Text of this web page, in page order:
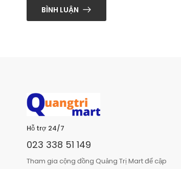
BÌNH LUẬN
Hỗ trợ 24/7
023 338 51 149
Tham gia cộng đồng Quảng Trị Mart để cập